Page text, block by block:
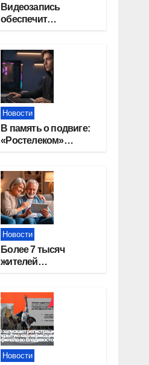
Видеозапись
обеспечит
Новосибирской
области
Новости
В память о подвиге:
«Ростелеком»
за Москву»
Новости
Более 7 тысяч
жителей
увеличение пенсии
после 80 лет
Новости